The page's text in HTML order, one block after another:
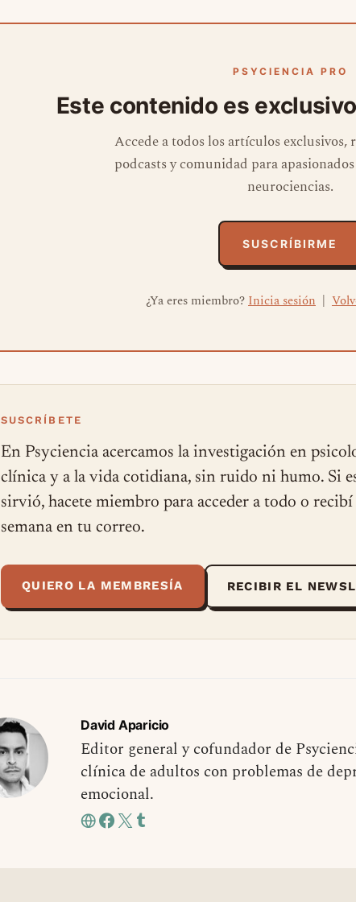
PSYCIENCIA PRO
Este contenido es
Accede a todos los artículos exclusivos,
podcasts y comunidad para
neurociencias.
SUSCRÍBIRME
¿Ya eres miembro?Inicia sesión |
SUSCRÍBETE
En Psyciencia acercamos la investigación en
clínica y a la vida cotidiana, sin ruido ni humo. Si
sirvió, hacete miembro para acceder a todo o
semana en tu correo.
QUIERO LA MEMBRESÍA RECIBIR EL
David Aparicio
Editor general y cofundador de
clínica de adultos con problemas de
emocional.